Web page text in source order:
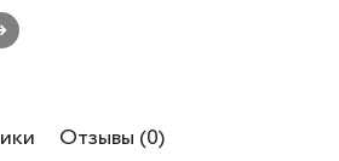
Отзывы (0)